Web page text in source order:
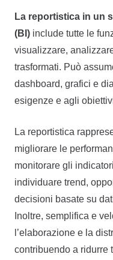
La reportistica in un
(BI) include tutte le
visualizzare,
trasformati. Può
dashboard, grafici e
esigenze e agli
La reportistica
migliorare le
monitorare gli
individuare trend,
decisioni basate su
Inoltre, semplifica e
l’elaborazione e la
contribuendo a ridurre